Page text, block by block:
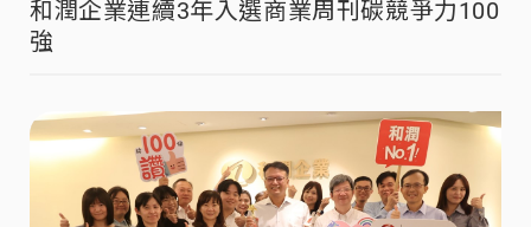
和潤企業連續3年入選商業周刊碳競爭力100
強